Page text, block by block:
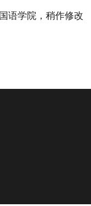
语学院，稍作修改